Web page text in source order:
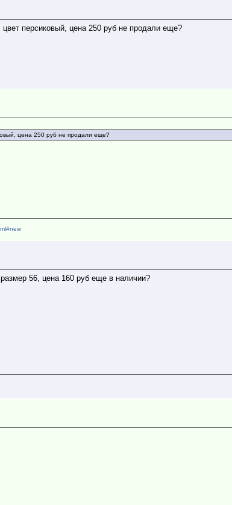
персиковый, цена 250 руб не продали еще?
цена 250 руб не продали еще?
56, цена 160 руб еще в наличии?